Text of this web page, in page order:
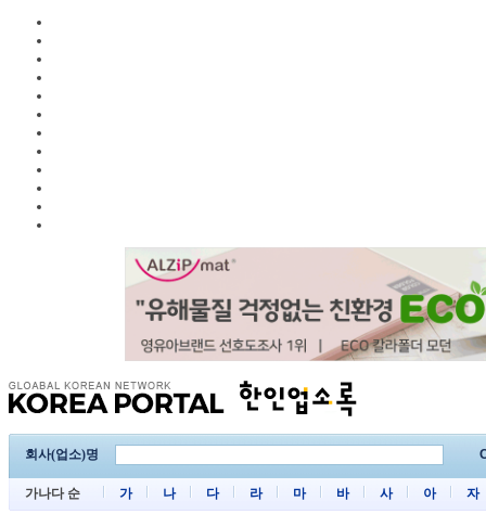
회사(업소)명
가나다 순 가 나 다 라 마 바 사 아 자